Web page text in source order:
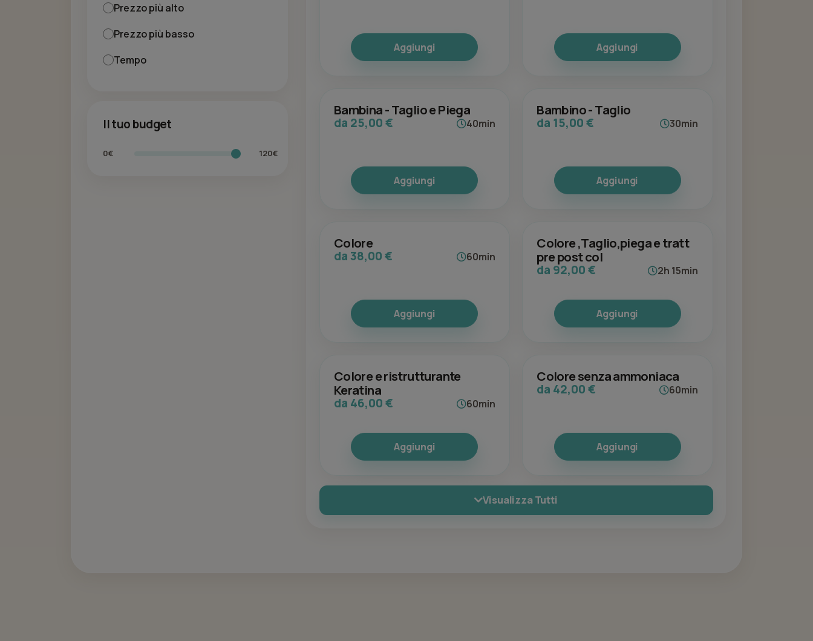
Prezzo più alto
Prezzo più basso
Tempo
Il tuo budget
0€ 120€
Aggiungi Aggiungi
Bambina - Taglio e Piega
da 25,00 € 40min
Aggiungi
Bambino - Taglio
da 15,00 € 30min
Aggiungi
Colore
da 38,00 € 60min
Aggiungi
Colore ,Taglio,piega e tratt
pre post col
da 92,00 € 2h 15min
Aggiungi
Colore e ristrutturante
Keratina
da 46,00 € 60min
Aggiungi
Colore senza ammoniaca
da 42,00 € 60min
Aggiungi
Visualizza Tutti